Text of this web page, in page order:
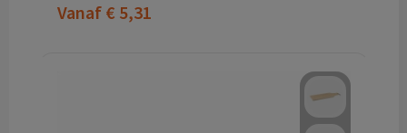
Vanaf € 5,31